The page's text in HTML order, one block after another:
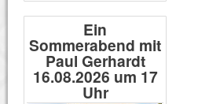
Ein
Sommerabend mit
Paul Gerhardt
16.08.2026 um 17
Uhr